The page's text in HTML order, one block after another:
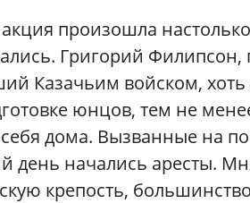
произошла
Григорий
Казачьим войском,
юнцов, тем не
себя дома. Вызванные на
день начались аресты.
крепость,